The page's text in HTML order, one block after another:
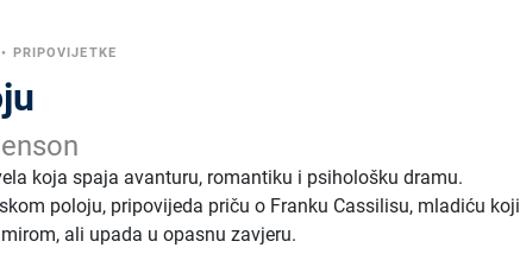
• PRIPOVIJETKE
koja spaja avanturu, romantiku i psihološku dramu.
poloju, pripovijeda priču o Franku Cassilisu, mladiću koji
ali upada u opasnu zavjeru.